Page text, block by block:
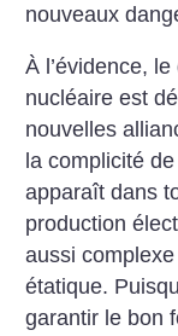
nouveaux
À l’évidence,
nucléaire est
nouvelles
la complicité
apparaît dans
production
aussi
étatique.
garantir le bon